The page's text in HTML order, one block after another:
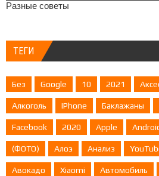
Разные советы
ТЕГИ
Без Google 10 2021
Алкоголь IPhone Баклажаны
Facebook 2020 Apple
(ФОТО) Алоэ Анализ
Авокадо Xiaomi Автомобиль